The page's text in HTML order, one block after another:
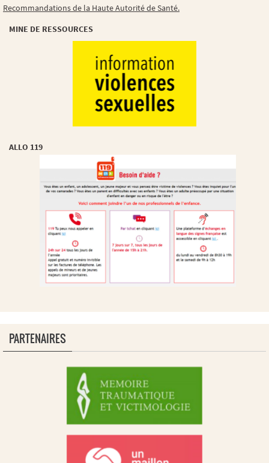
Recommandations de la Haute Autorité de Santé.
MINE DE RESSOURCES
ALLO 119
PARTENAIRES